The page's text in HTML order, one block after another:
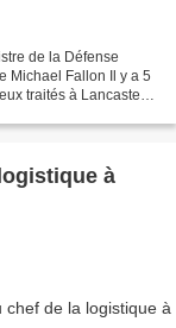
de la Défense
Michael Fallon Il y a 5
traités à Lancaster
à